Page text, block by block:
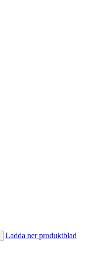
Ladda ner produktblad